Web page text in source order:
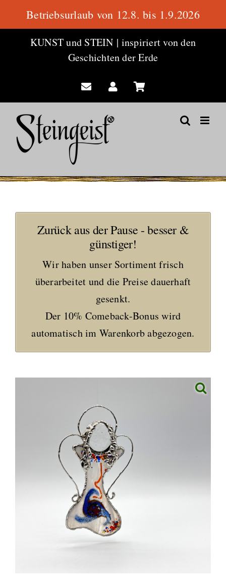
KUNST und STEIN | inspiriert von den
Geschichten der Erde
Zurück aus der Pause - besser &
günstiger!
Wir haben unser Sortiment frisch
überarbeitet und die Preise dauerhaft
gesenkt.
Der 10% Comeback-Bonus wird
automatisch im Warenkorb abgezogen.
Betriebsurlaub von 12.8. bis 1.9.2026